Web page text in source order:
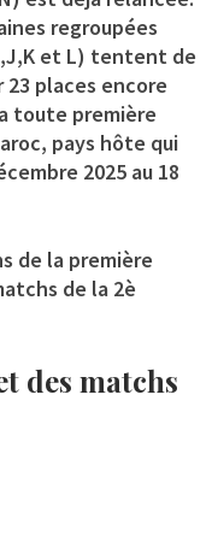
regroupées
et L) tentent de
places encore
toute première
pays hôte qui
2025 au 18
de la première
de la 2è
des matchs